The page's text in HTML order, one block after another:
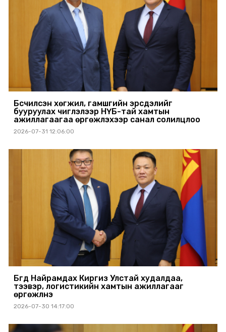
Бүсчилсэн хөгжил, гамшгийн эрсдэлийг
бууруулах чиглэлээр НҮБ-тай хамтын
ажиллагаагаа өргөжүүлэхээр санал солилцлоо
2026-07-31 12:06:00
Бүгд Найрамдах Киргиз Улстай худалдаа,
тээвэр, логистикийн хамтын ажиллагааг
өргөжүүлнэ
2026-07-30 14:17:00